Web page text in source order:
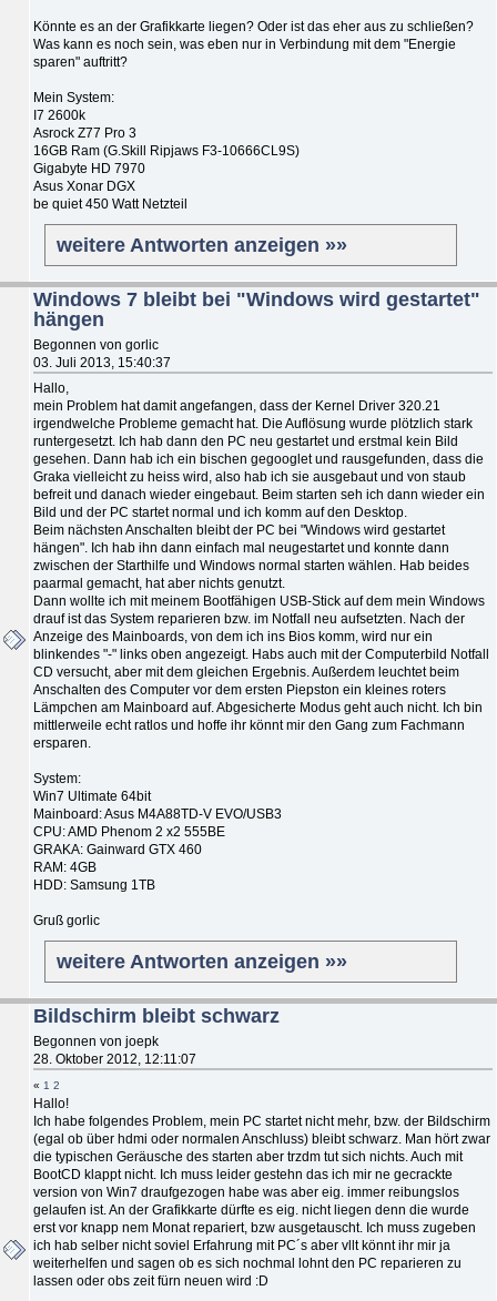
Könnte es an der Grafikkarte liegen? Oder ist das eher aus zu schließen?
Was kann es noch sein, was eben nur in Verbindung mit dem "Energie
sparen" auftritt?
Mein System:
I7 2600k
Asrock Z77 Pro 3
16GB Ram (G.Skill Ripjaws F3-10666CL9S)
Gigabyte HD 7970
Asus Xonar DGX
be quiet 450 Watt Netzteil
weitere Antworten anzeigen »»
Windows 7 bleibt bei "Windows wird gestartet"
hängen
Begonnen von gorlic
03. Juli 2013, 15:40:37
Hallo,
mein Problem hat damit angefangen, dass der Kernel Driver 320.21
irgendwelche Probleme gemacht hat. Die Auflösung wurde plötzlich stark
runtergesetzt. Ich hab dann den PC neu gestartet und erstmal kein Bild
gesehen. Dann hab ich ein bischen gegooglet und rausgefunden, dass die
Graka vielleicht zu heiss wird, also hab ich sie ausgebaut und von staub
befreit und danach wieder eingebaut. Beim starten seh ich dann wieder ein
Bild und der PC startet normal und ich komm auf den Desktop.
Beim nächsten Anschalten bleibt der PC bei "Windows wird gestartet
hängen". Ich hab ihn dann einfach mal neugestartet und konnte dann
zwischen der Starthilfe und Windows normal starten wählen. Hab beides
paarmal gemacht, hat aber nichts genutzt.
Dann wollte ich mit meinem Bootfähigen USB-Stick auf dem mein Windows
drauf ist das System reparieren bzw. im Notfall neu aufsetzten. Nach der
Anzeige des Mainboards, von dem ich ins Bios komm, wird nur ein
blinkendes "-" links oben angezeigt. Habs auch mit der Computerbild Notfall
CD versucht, aber mit dem gleichen Ergebnis. Außerdem leuchtet beim
Anschalten des Computer vor dem ersten Piepston ein kleines roters
Lämpchen am Mainboard auf. Abgesicherte Modus geht auch nicht. Ich bin
mittlerweile echt ratlos und hoffe ihr könnt mir den Gang zum Fachmann
ersparen.
System:
Win7 Ultimate 64bit
Mainboard: Asus M4A88TD-V EVO/USB3
CPU: AMD Phenom 2 x2 555BE
GRAKA: Gainward GTX 460
RAM: 4GB
HDD: Samsung 1TB
Gruß gorlic
weitere Antworten anzeigen »»
Bildschirm bleibt schwarz
Begonnen von joepk
28. Oktober 2012, 12:11:07
« 1 2
Hallo!
Ich habe folgendes Problem, mein PC startet nicht mehr, bzw. der Bildschirm
(egal ob über hdmi oder normalen Anschluss) bleibt schwarz. Man hört zwar
die typischen Geräusche des starten aber trzdm tut sich nichts. Auch mit
BootCD klappt nicht. Ich muss leider gestehn das ich mir ne gecrackte
version von Win7 draufgezogen habe was aber eig. immer reibungslos
gelaufen ist. An der Grafikkarte dürfte es eig. nicht liegen denn die wurde
erst vor knapp nem Monat repariert, bzw ausgetauscht. Ich muss zugeben
ich hab selber nicht soviel Erfahrung mit PC´s aber vllt könnt ihr mir ja
weiterhelfen und sagen ob es sich nochmal lohnt den PC reparieren zu
lassen oder obs zeit fürn neuen wird :D